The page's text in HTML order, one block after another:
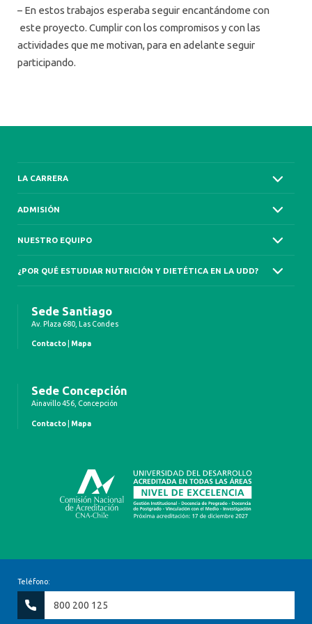
– En estos trabajos esperaba seguir encantándome con
este proyecto. Cumplir con los compromisos y con las
actividades que me motivan, para en adelante seguir
participando.
LA CARRERA
ADMISIÓN
NUESTRO EQUIPO
¿POR QUÉ ESTUDIAR NUTRICIÓN Y DIETÉTICA EN LA UDD?
Sede Santiago
Av. Plaza 680, Las Condes
Contacto Mapa
Sede Concepción
Ainavillo 456, Concepción
Contacto Mapa
Teléfono:
800 200 125